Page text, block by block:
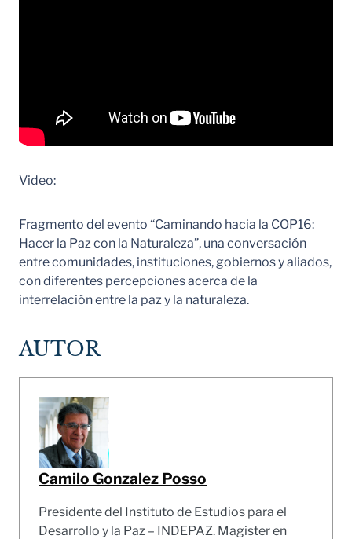
Video:
Fragmento del evento “Caminando hacia la COP16:
Hacer la Paz con la Naturaleza”, una conversación
entre comunidades, instituciones, gobiernos y aliados,
con diferentes percepciones acerca de la
interrelación entre la paz y la naturaleza.
AUTOR
Camilo Gonzalez Posso
Presidente del Instituto de Estudios para el
Desarrollo y la Paz – INDEPAZ. Magister en